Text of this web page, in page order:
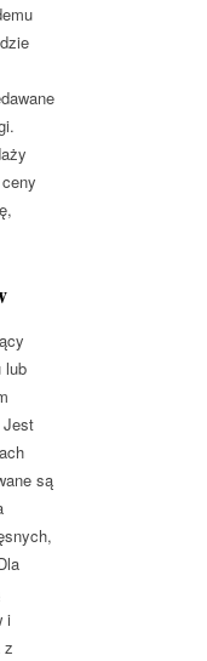
lub
Jest
są
i
z